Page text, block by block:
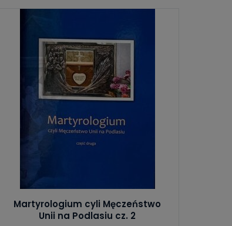
Martyrologium cyli Męczeństwo
Unii na Podlasiu cz. 2